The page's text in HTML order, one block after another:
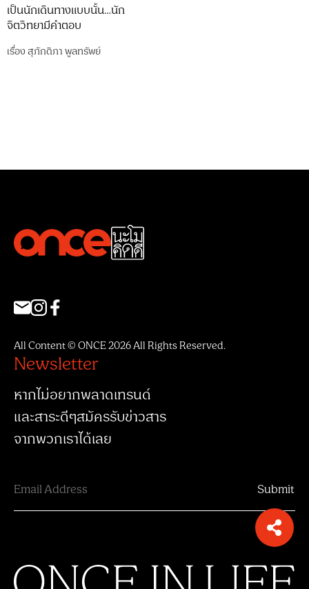
เป็นนักเดินทางแบบนั้น…นัก
จิตวิทยามีคำตอบ
เรื่องสุภักดิภา พูลทรัพย์
All Content © ONCE 2026 All Rights Reserved.
Newsletter
หากไม่อยากพลาดเทรนด์
และสาระดีๆสมัครรับข่าวสาร
จากพวกเราได้เลย